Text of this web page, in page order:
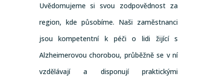
Uvědomujeme si svou zodpovědnost za
region, kde působíme. Naši zaměstnanci
jsou kompetentní k péči o lidi žijící s
Alzheimerovou chorobou, průběžně se v ní
vzdělávají a disponují praktickými